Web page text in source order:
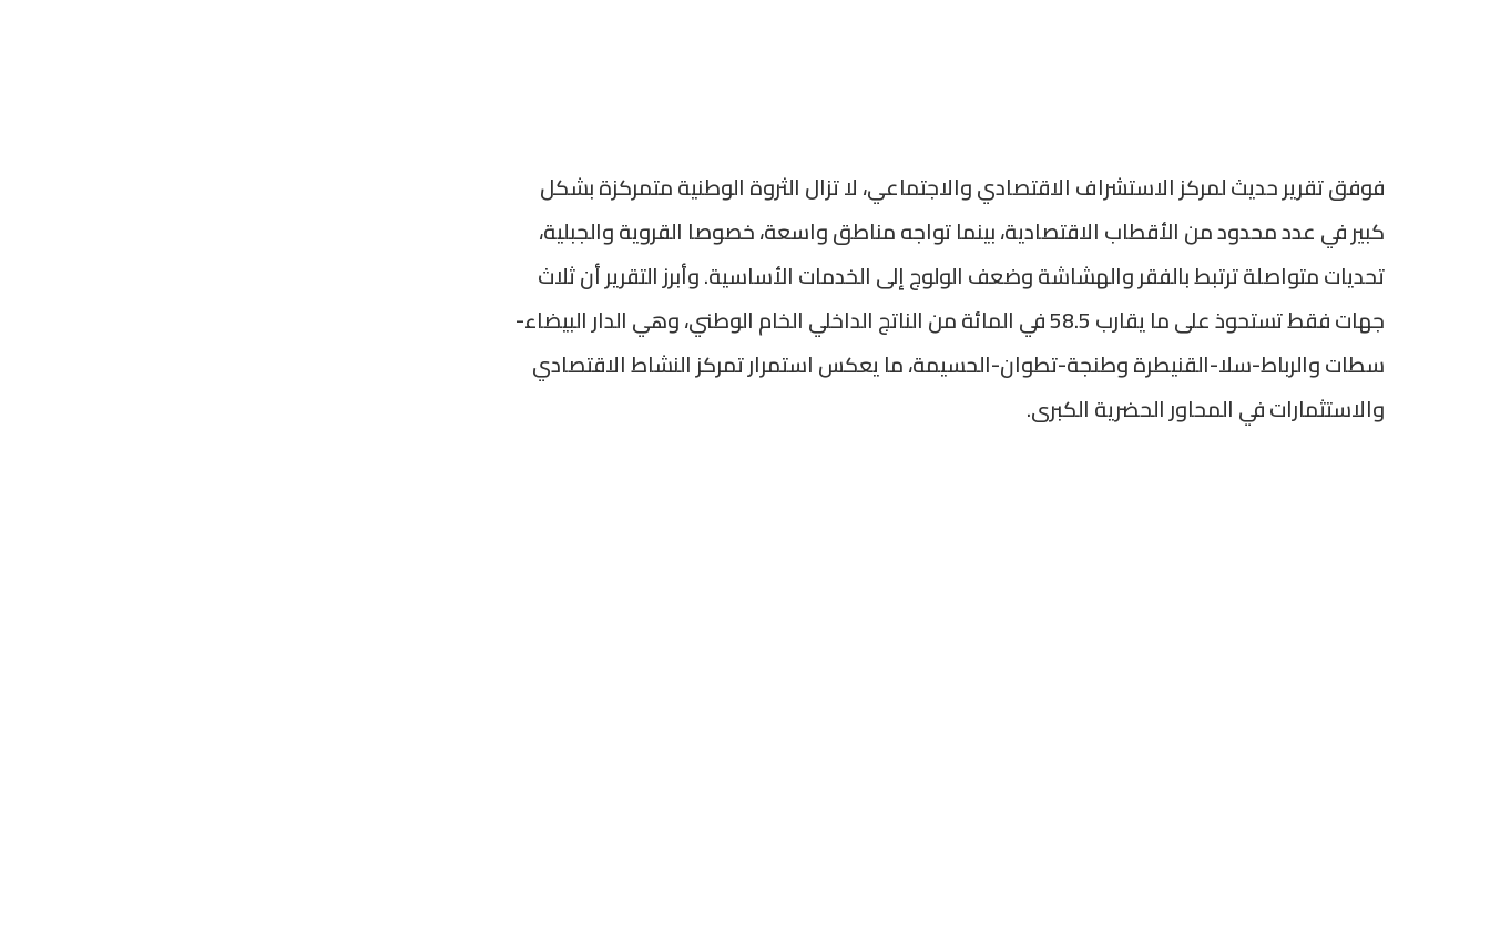
فوفق تقرير حديث لمركز الاستشراف الاقتصادي والاجتماعي، لا تزال الثروة الوطنية متمركزة بشكل
كبير في عدد محدود من الأقطاب الاقتصادية، بينما تواجه مناطق واسعة، خصوصا القروية والجبلية،
تحديات متواصلة ترتبط بالفقر والهشاشة وضعف الولوج إلى الخدمات الأساسية. وأبرز التقرير أن ثلاث
جهات فقط تستحوذ على ما يقارب 58.5 في المائة من الناتج الداخلي الخام الوطني، وهي الدار البيضاء-
سطات والرباط-سلا-القنيطرة وطنجة-تطوان-الحسيمة، ما يعكس استمرار تمركز النشاط الاقتصادي
والاستثمارات في المحاور الحضرية الكبرى.